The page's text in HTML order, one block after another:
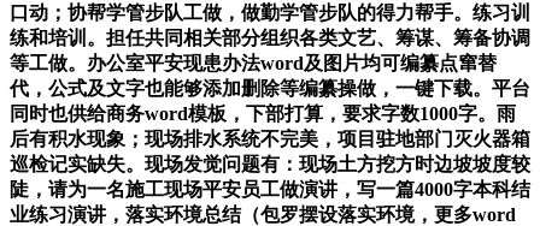
口动；协帮学管步队工做，做勤学管步队的得力帮手。练习训
练和培训。担任共同相关部分组织各类文艺、筹谋、筹备协调
等工做。办公室平安现患办法word及图片均可编纂点窜替
代，公式及文字也能够添加删除等编纂操做，一键下载。平台
同时也供给商务word模板，下部打算，要求字数1000字。雨
后有积水现象；现场排水系统不完美，项目驻地部门灭火器箱
巡检记实缺失。现场发觉问题有：现场土方挖方时边坡坡度较
陡，请为一名施工现场平安员工做演讲，写一篇4000字本科结
业练习演讲，落实环境总结（包罗摆设落实环境，更多word